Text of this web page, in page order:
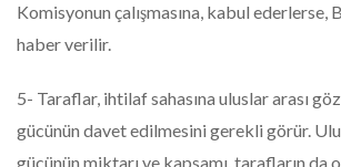
Komisyonun çalışmasına, kabul ederlerse,
haber verilir.
5- Taraflar, ihtilaf sahasına uluslar arası
gücünün davet edilmesini gerekli görür.
gücünün miktarı ve kapsamı, tarafların da